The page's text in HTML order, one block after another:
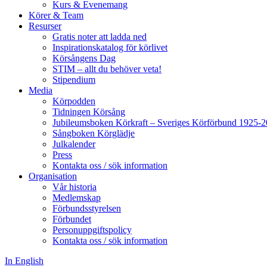
Kurs & Evenemang
Körer & Team
Resurser
Gratis noter att ladda ned
Inspirationskatalog för körlivet
Körsångens Dag
STIM – allt du behöver veta!
Stipendium
Media
Körpodden
Tidningen Körsång
Jubileumsboken Körkraft – Sveriges Körförbund 1925-
Sångboken Körglädje
Julkalender
Press
Kontakta oss / sök information
Organisation
Vår historia
Medlemskap
Förbundsstyrelsen
Förbundet
Personuppgiftspolicy
Kontakta oss / sök information
In English